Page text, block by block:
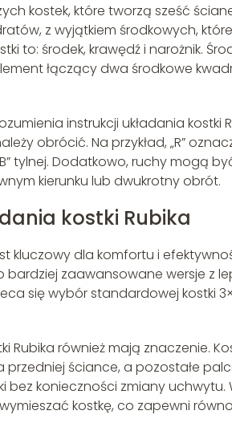
kostek, które tworzą sześć
z wyjątkiem środkowych,
to: środek, krawędź i narożnik.
łączący dwa środkowe
instrukcji układania kostki
obrócić. Na przykład, „R”
„B” tylnej. Dodatkowo, ruchy
kierunku lub dwukrotny obrót.
kostki Rubika
kluczowy dla komfortu i
bardziej zaawansowane wersje z
się wybór standardowej kostki
Rubika również mają znaczenie.
przedniej ściance, a pozostałe
konieczności zmiany uchwytu.
kostkę, co zapewni